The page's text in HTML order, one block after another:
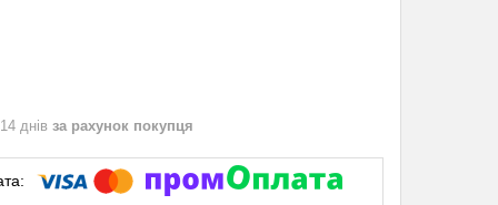
днів за рахунок покупця